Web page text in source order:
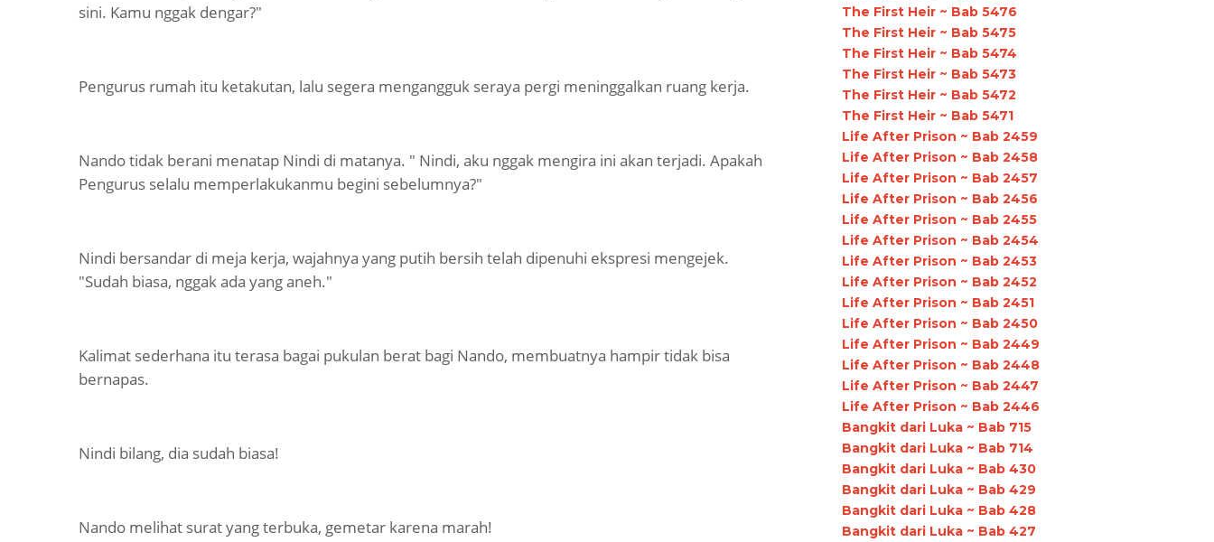
sini. Kamu nggak dengar?"
Pengurus rumah itu ketakutan, lalu segera mengangguk seraya pergi meninggalkan ruang kerja.
Nando tidak berani menatap Nindi di matanya. " Nindi, aku nggak mengira ini akan terjadi. Apakah
Pengurus selalu memperlakukanmu begini sebelumnya?"
Nindi bersandar di meja kerja, wajahnya yang putih bersih telah dipenuhi ekspresi mengejek.
"Sudah biasa, nggak ada yang aneh."
Kalimat sederhana itu terasa bagai pukulan berat bagi Nando, membuatnya hampir tidak bisa
bernapas.
Nindi bilang, dia sudah biasa!
Nando melihat surat yang terbuka, gemetar karena marah!
The First Heir ~ Bab 5476
The First Heir ~ Bab 5475
The First Heir ~ Bab 5474
The First Heir ~ Bab 5473
The First Heir ~ Bab 5472
The First Heir ~ Bab 5471
Life After Prison ~ Bab 2459
Life After Prison ~ Bab 2458
Life After Prison ~ Bab 2457
Life After Prison ~ Bab 2456
Life After Prison ~ Bab 2455
Life After Prison ~ Bab 2454
Life After Prison ~ Bab 2453
Life After Prison ~ Bab 2452
Life After Prison ~ Bab 2451
Life After Prison ~ Bab 2450
Life After Prison ~ Bab 2449
Life After Prison ~ Bab 2448
Life After Prison ~ Bab 2447
Life After Prison ~ Bab 2446
Bangkit dari Luka ~ Bab 715
Bangkit dari Luka ~ Bab 714
Bangkit dari Luka ~ Bab 430
Bangkit dari Luka ~ Bab 429
Bangkit dari Luka ~ Bab 428
Bangkit dari Luka ~ Bab 427